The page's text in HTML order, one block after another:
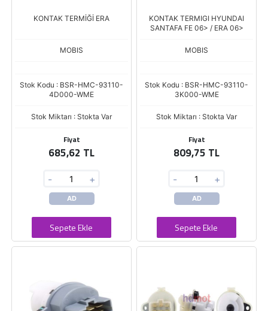
KONTAK TERMİĞİ ERA
MOBIS
Stok Kodu : BSR-HMC-93110-
4D000-WME
Stok Miktarı : Stokta Var
Fiyat
685,62 TL
- +
AD
Sepete Ekle
KONTAK TERMIGI HYUNDAI
SANTAFA FE 06> / ERA 06>
MOBIS
Stok Kodu : BSR-HMC-93110-
3K000-WME
Stok Miktarı : Stokta Var
Fiyat
809,75 TL
- +
AD
Sepete Ekle